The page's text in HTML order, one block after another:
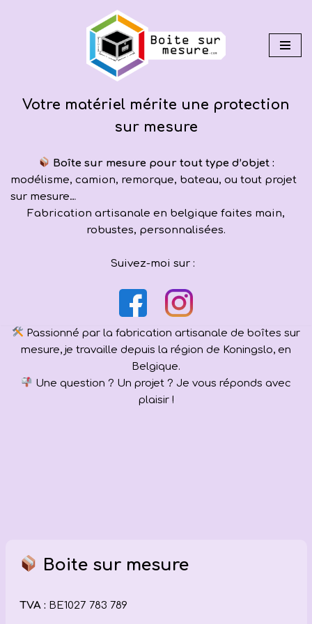
Votre matériel mérite une protection
sur mesure
Boîte sur mesure pour tout type d’objet :
modélisme, camion, remorque, bateau, ou tout projet
sur mesure…
Fabrication artisanale en belgique faites main,
robustes, personnalisées.
Suivez-moi sur :
Passionné par la fabrication artisanale de boîtes sur
mesure, je travaille depuis la région de Koningslo, en
Belgique.
Une question ? Un projet ? Je vous réponds avec
plaisir !
Boite sur mesure
TVA : BE1027 783 789